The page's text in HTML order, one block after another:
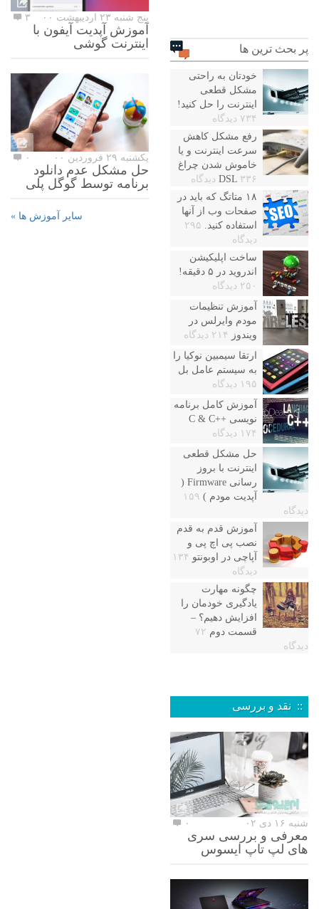
پر بحث ترین ها
خودتان به راحتی
مشکل قطعی
اینترنت را حل کنید!
۷۳۴ دیدگاه
رفع مشکل کاهش
سرعت اینترنت و یا
خاموش شدن چراغ
DSL ۳۳۶ دیدگاه
۱۸ متاتگ که باید در
صفحات وب از آنها
استفاده کنید. ۲۹۵
دیدگاه
ساخت اپلیکیشن
اندروید در ۵ دقیقه!
۲۵۰ دیدگاه
آموزش تنظیمات
مودم وایرلس در
ویندوز
۲۱۴ دیدگاه
ارتقا سیمبین نوکیا را
به سیستم عامل بل
۱۹۵ دیدگاه
آموزش کامل برنامه
نویسی ++C & C
۱۷۴ دیدگاه
حل مشکل قطعی
اینترنت با بروز
رسانی Firmware (
آپدیت مودم ) ۱۵۹
دیدگاه
آموزش قدم به قدم
نصب پی اچ پی و
آپاچی در اوبونتو ۱۳۴
دیدگاه
چگونه مهارت
یادگیری خودمان را
افزایش دهیم؟ –
قسمت دوم ۷۲
دیدگاه
:: نقد و بررسی
شنبه ۱۶ دی ۰۲ ۰
معرفی و بررسی سری
های لپ تاپ ایسوس
پنج شنبه ۲۳ اردیبهشت ۰۰ ۳
آموزش آپدیت آیفون با
اینترنت گوشی
یکشنبه ۲۹ فروردین ۰۰ ۰
حل مشکل عدم دانلود
برنامه توسط گوگل پلی
سایر آموزش ها »